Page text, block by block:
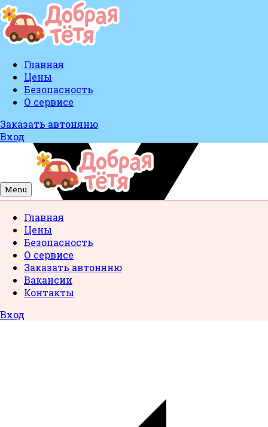
Главная
Цены
Безопасность
О сервисе
Заказать автоняню
Вход
Menu
Главная
Цены
Безопасность
О сервисе
Заказать автоняню
Вакансии
Контакты
Вход